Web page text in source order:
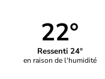
22°
Ressenti 24°
en raison de l'humidité